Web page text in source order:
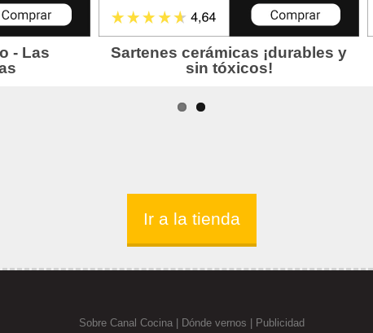
Ir a la tienda
Sobre Canal Cocina| Dónde vernos | Publicidad